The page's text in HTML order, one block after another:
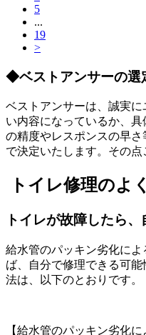
5
...
19
>
◆ベストアンサーの
ベストアンサーは、誠実
い内容になっているか、
の精度やレスポンスの早
で決定いたします。その点
トイレ修理のよ
トイレが故障したら
給水管のパッキン劣化に
ば、自分で修理できる可
法は、以下のとおりです。
【給水管のパッキン劣化に